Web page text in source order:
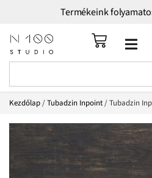
Termékeink
Kezdőlap/Tubadzin Inpoint/ Tubadzin